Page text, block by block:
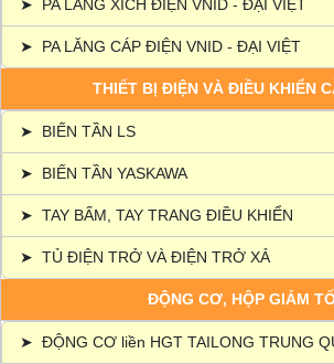
➤ PA LĂNG XÍCH ĐIỆN VNID - ĐẠI VIỆT
➤ PA LĂNG CÁP ĐIỆN VNID - ĐẠI VIỆT
THIẾT BỊ ĐIỆN VÀ ĐIỀU KHIỂN
➤ BIẾN TẦN LS
➤ BIẾN TẦN YASKAWA
➤ TAY BẤM, TAY TRANG ĐIỀU KHIỂN
➤ TỦ ĐIỆN TRỞ VÀ ĐIỆN TRỞ XẢ
ĐỘNG CƠ, HỘP GIẢM
➤ ĐỘNG CƠ liền HGT TAILONG TRUNG